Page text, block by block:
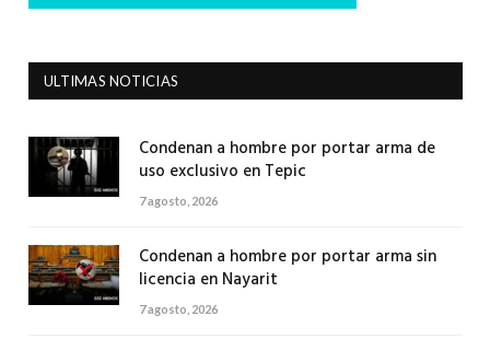
ULTIMAS NOTICIAS
Condenan a hombre por portar arma de
uso exclusivo en Tepic
7 agosto, 2026
Condenan a hombre por portar arma sin
licencia en Nayarit
7 agosto, 2026